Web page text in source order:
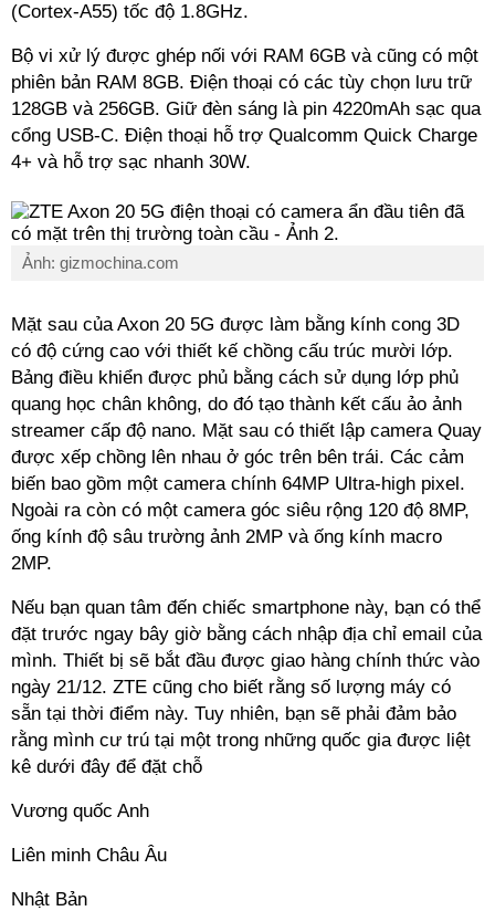
(Cortex-A55) tốc độ 1.8GHz.
Bộ vi xử lý được ghép nối với RAM 6GB và cũng có một
phiên bản RAM 8GB. Điện thoại có các tùy chọn lưu trữ
128GB và 256GB. Giữ đèn sáng là pin 4220mAh sạc qua
cổng USB-C. Điện thoại hỗ trợ Qualcomm Quick Charge
4+ và hỗ trợ sạc nhanh 30W.
Ảnh: gizmochina.com
Mặt sau của Axon 20 5G được làm bằng kính cong 3D
có độ cứng cao với thiết kế chồng cấu trúc mười lớp.
Bảng điều khiển được phủ bằng cách sử dụng lớp phủ
quang học chân không, do đó tạo thành kết cấu ảo ảnh
streamer cấp độ nano. Mặt sau có thiết lập camera Quay
được xếp chồng lên nhau ở góc trên bên trái. Các cảm
biến bao gồm một camera chính 64MP Ultra-high pixel.
Ngoài ra còn có một camera góc siêu rộng 120 độ 8MP,
ống kính độ sâu trường ảnh 2MP và ống kính macro
2MP.
Nếu bạn quan tâm đến chiếc smartphone này, bạn có thể
đặt trước ngay bây giờ bằng cách nhập địa chỉ email của
mình. Thiết bị sẽ bắt đầu được giao hàng chính thức vào
ngày 21/12. ZTE cũng cho biết rằng số lượng máy có
sẵn tại thời điểm này. Tuy nhiên, bạn sẽ phải đảm bảo
rằng mình cư trú tại một trong những quốc gia được liệt
kê dưới đây để đặt chỗ
Vương quốc Anh
Liên minh Châu Âu
Nhật Bản